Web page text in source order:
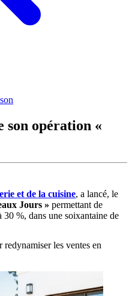
son opération «
et de la cuisine, a lancé, le
Jours » permettant de
30 %, dans une soixantaine de
les ventes en